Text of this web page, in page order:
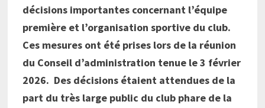
décisions importantes concernant l’équipe
première et l’organisation sportive du club.
Ces mesures ont été prises lors de la réunion
du Conseil d’administration tenue le 3 février
2026. Des décisions étaient attendues de la
part du très large public du club phare de la